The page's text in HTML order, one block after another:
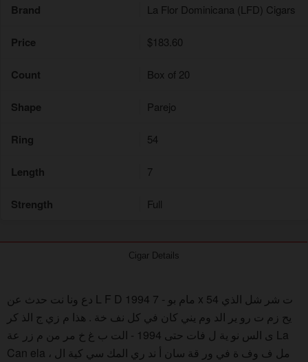
Brand La Flor Dominicana (LFD) Cigars
Price $183.60
Count Box of 20
Shape Parejo
Ring 54
Length 7
Strength Full
Cigar Details
دع ونا نت حدث عن L F D 1994 مام بو - 7 x 54 ت شر شل الذي
يح زم ت رو ير الد وم يني كان في كل نف خة . هذا م زي ج الذ كر
ى الس نو ية ل فات حتى 1994 - الت ب غ خ مر من م زر عة La
Can ela ، مل ف وف ة في ور قة سان أ ند ري المك سي كية ال